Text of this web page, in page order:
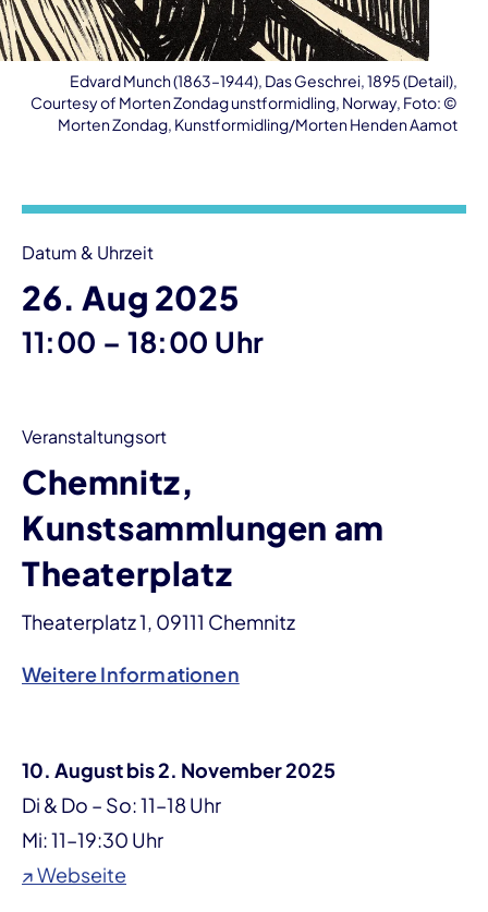
Edvard Munch (1863–1944), Das Geschrei, 1895 (Detail),
Courtesy of Morten Zondag unstformidling, Norway, Foto: ©
Morten Zondag, Kunstformidling/Morten Henden Aamot
Datum & Uhrzeit
26. Aug 2025
11:00 – bis
18:00 Uhr
Veranstaltungsort
Chemnitz,
Kunstsammlungen am
Theaterplatz
Theaterplatz 1, 09111 Chemnitz
Weitere Informationen
10. August bis 2. November 2025
Di & Do – So: 11–18 Uhr
Mi: 11–19:30 Uhr
↗ Webseite